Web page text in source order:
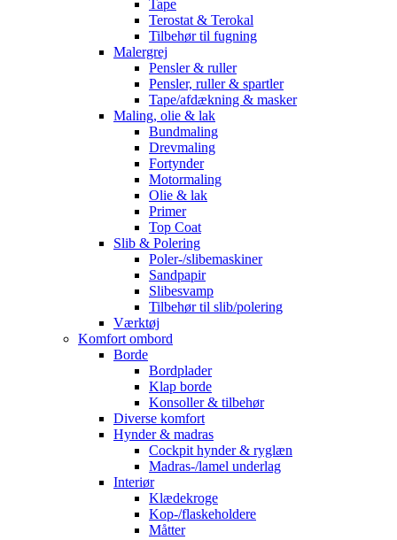
Tape
Terostat & Terokal
Tilbehør til fugning
Malergrej
Pensler & ruller
Pensler, ruller & spartler
Tape/afdækning & masker
Maling, olie & lak
Bundmaling
Drevmaling
Fortynder
Motormaling
Olie & lak
Primer
Top Coat
Slib & Polering
Poler-/slibemaskiner
Sandpapir
Slibesvamp
Tilbehør til slib/polering
Værktøj
Komfort ombord
Borde
Bordplader
Klap borde
Konsoller & tilbehør
Diverse komfort
Hynder & madras
Cockpit hynder & ryglæn
Madras-/lamel underlag
Interiør
Klædekroge
Kop-/flaskeholdere
Måtter